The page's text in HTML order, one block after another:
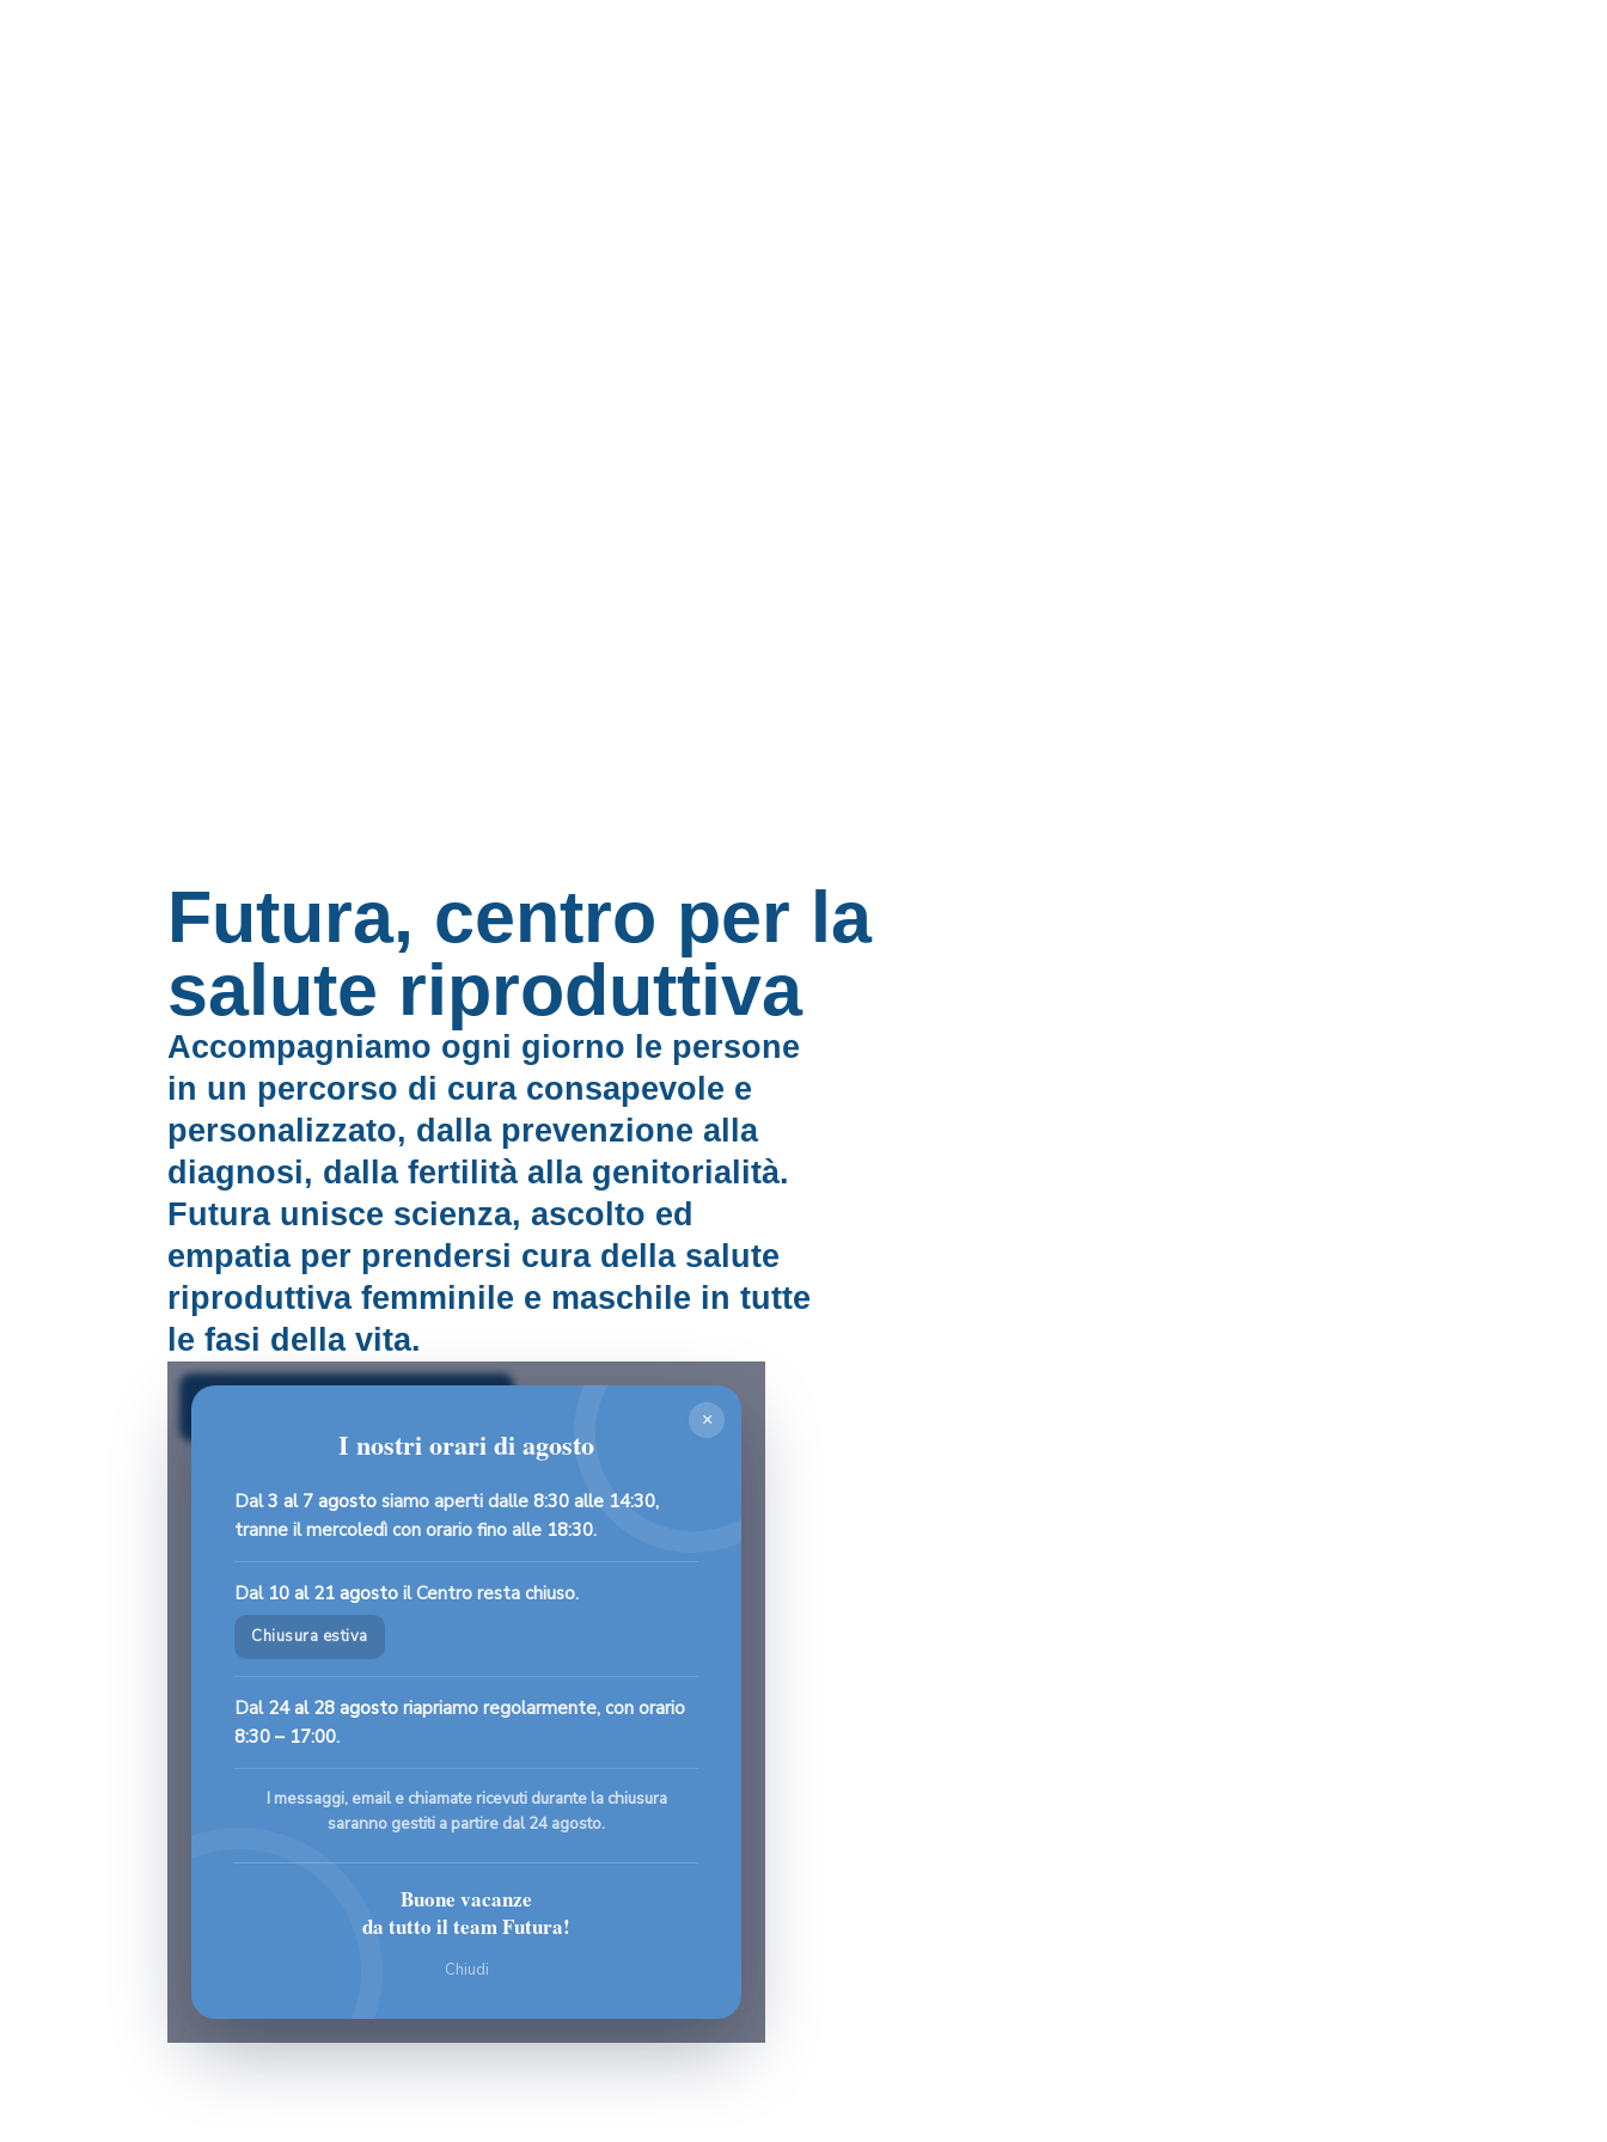
Futura, centro per la
salute riproduttiva
Accompagniamo ogni giorno le persone
in un percorso di cura consapevole e
personalizzato, dalla prevenzione alla
diagnosi, dalla fertilità alla genitorialità.
Futura unisce scienza, ascolto ed
empatia per prendersi cura della salute
riproduttiva femminile e maschile in tutte
le fasi della vita.
×
I nostri orari di agosto
Dal3 al 7 agosto siamo aperti dalle 8:30 alle 14:30,
tranne il mercoledì con orario fino alle 18:30.
Dal 10 al 21 agosto il Centro resta chiuso.
Chiusura estiva
Dal 24 al 28 agosto riapriamo regolarmente, con orario
8:30 – 17:00.
I messaggi, email e chiamate ricevuti durante la chiusura
saranno gestiti a partire dal 24 agosto.
Buone vacanze
da tutto il team Futura!
Chiudi